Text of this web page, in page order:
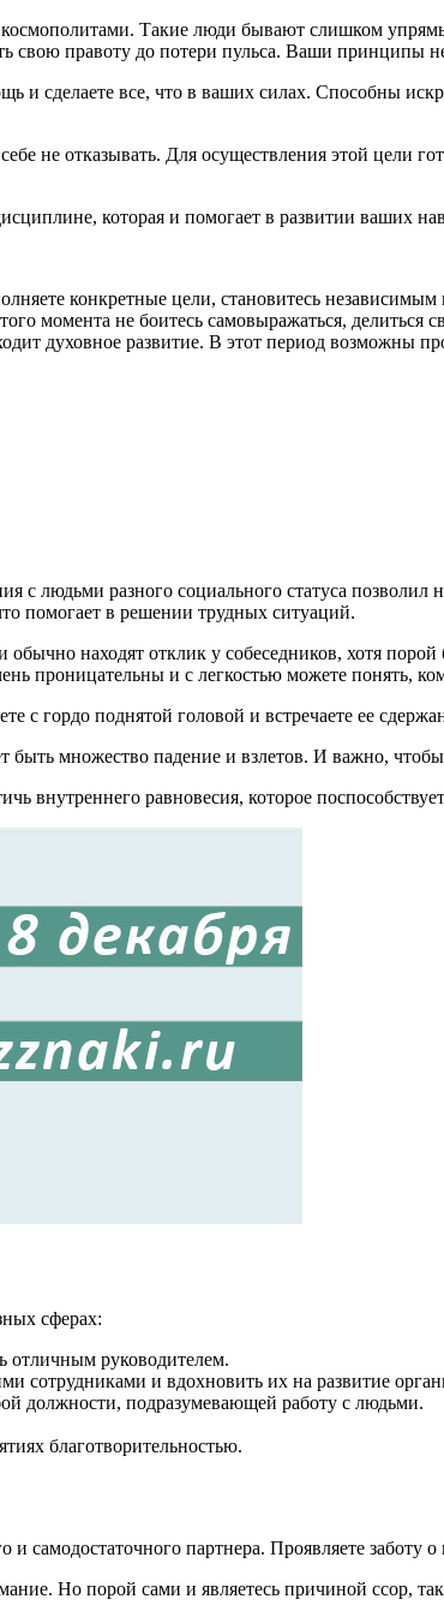
Такие люди бывают слишком
свою правоту до потери пульса. Ваши принципы
сделаете все, что в ваших силах. Способны
не отказывать. Для осуществления этой цели
которая и помогает в развитии ваших
конкретные цели, становитесь
момента не боитесь самовыражаться, делиться
духовное развитие. В этот период возможны
разного социального статуса позволил
помогает в решении трудных ситуаций.
находят отклик у собеседников, хотя
проницательны и с легкостью можете понять,
с гордо поднятой головой и встречаете ее
множество падение и взлетов. И важно,
внутреннего равновесия, которое
сферах:
отличным руководителем.
сотрудниками и вдохновить их на развитие
должности, подразумевающей работу с людьми.
благотворительностью.
самодостаточного партнера. Проявляете заботу
Но порой сами и являетесь причиной ссор,